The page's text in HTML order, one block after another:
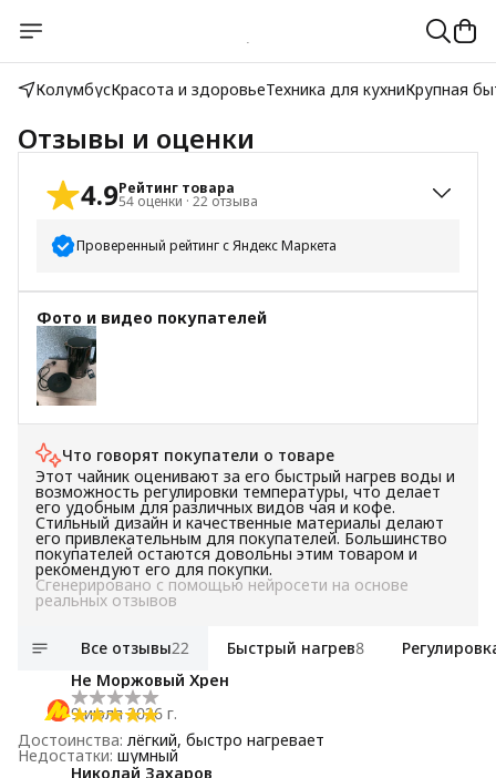
КолумбусКрасота и здоровьеТехника для кухниКрупная
Отзывы и оценки
4.9Рейтинг товара
54 оценки · 22 отзыва
Проверенный рейтинг с Яндекс Маркета
5 звёзд
50
4 звезды
3 звезды
2 звезды
1 звезда
Фото и видео покупателей
Что говорят покупатели о товаре
Этот чайник оценивают за его быстрый нагрев воды и
возможность регулировки температуры, что делает
его удобным для различных видов чая и кофе.
Стильный дизайн и качественные материалы делают
его привлекательным для покупателей. Большинство
покупателей остаются довольны этим товаром и
рекомендуют его для покупки.
Сгенерировано с помощью нейросети на основе
реальных отзывов
Все отзывы22 Быстрый нагрев8
Не Моржовый Хрен
9 июля 2026 г.
Достоинства: лёгкий, быстро нагревает
Недостатки: шумный
Николай Захаров